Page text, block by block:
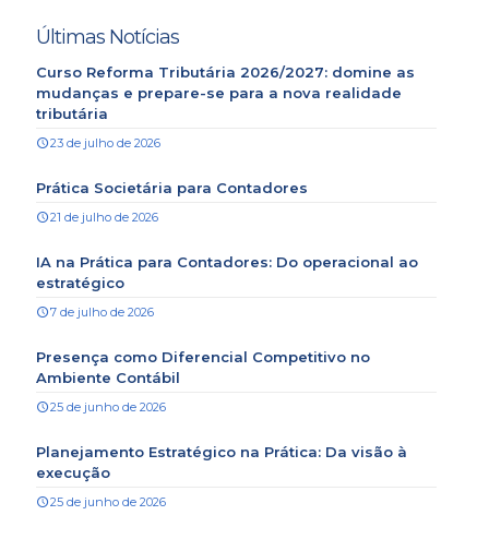
Últimas Notícias
Curso Reforma Tributária 2026/2027: domine as
mudanças e prepare-se para a nova realidade
tributária
23 de julho de 2026
Prática Societária para Contadores
21 de julho de 2026
IA na Prática para Contadores: Do operacional ao
estratégico
7 de julho de 2026
Presença como Diferencial Competitivo no
Ambiente Contábil
25 de junho de 2026
Planejamento Estratégico na Prática: Da visão à
execução
25 de junho de 2026